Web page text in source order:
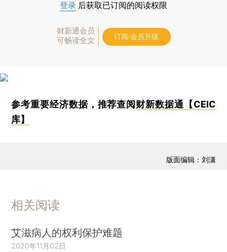
登录 后获取已订阅的阅读权限
财新通会员
可畅读全文
订阅/会员升级
参考重要经济数据，推荐查阅 财新数据通【CEIC
库】
版面编辑：刘潇
相关阅读
艾滋病人的权利保护难题
2020年11月02日